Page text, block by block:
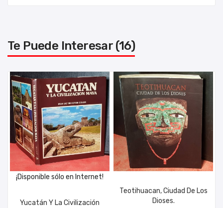
Te Puede Interesar (16)
¡Disponible sólo en Internet!
Yucatán Y La Civilización
Teotihuacan, Ciudad De Los
Dioses.